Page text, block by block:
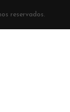
reservados.